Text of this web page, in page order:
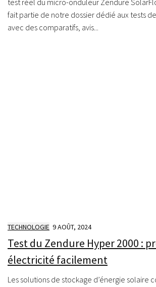
test réel du micro-onduleur Zendure
fait partie de notre dossier dédié aux tests
avec des comparatifs, avis...
TECHNOLOGIE 9 AOÛT, 2024
Test du Zendure Hyper 2000 :
électricité facilement
Les solutions de stockage d’énergie solaire